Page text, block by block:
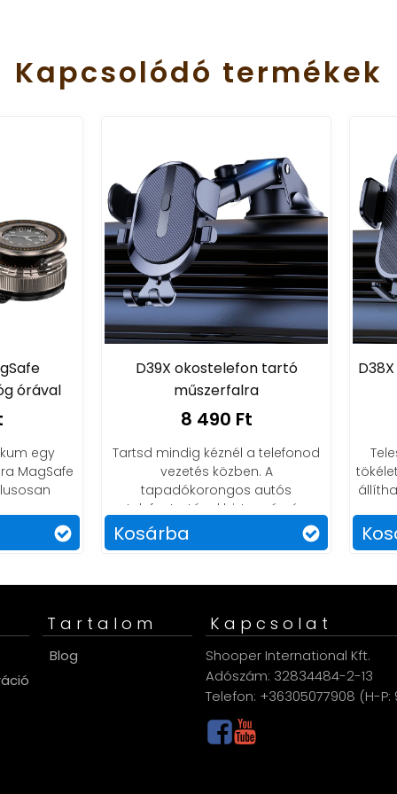
Kapcsolódó termékek
okostelefon tartó
műszerfalra
mindig kéznél a telefonod
vezetés közben. A
autós
biztonság és
kényelem vár rád.
D38X teleszkópos
Teleszkóppal minden
tökéletes a betekintés!
állítható és stabil tartás
Tartalom
Blog
Kapcsolat
Shooper International Kft.
Adószám: 32834484-2-13
Telefon: +36305077908 (H-P: